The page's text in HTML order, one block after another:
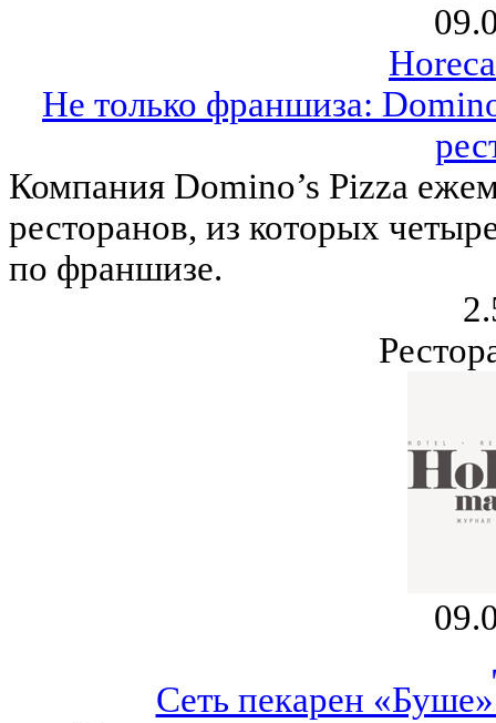
Не только франшиза:
Компания Domino’s Pizza
ресторанов, из которых
по франшизе.
Сеть пекарен